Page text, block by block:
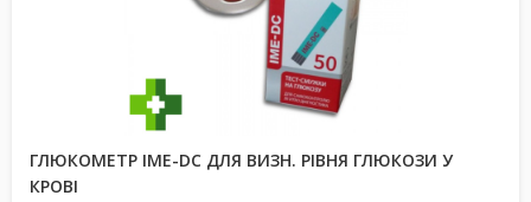
ГЛЮКОМЕТР IME-DC ДЛЯ ВИЗН. РІВНЯ ГЛЮКОЗИ У
КРОВІ